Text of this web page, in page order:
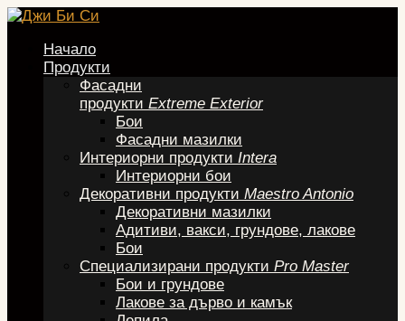
Начало
Продукти
Фасадни
продукти Extreme Exterior
Бои
Фасадни мазилки
Интериорни продукти Intera
Интериорни бои
Декоративни продукти Maestro Antonio
Декоративни мазилки
Адитиви, вакси, грундове, лакове
Бои
Специализирани продукти Pro Master
Бои и грундове
Лакове за дърво и камък